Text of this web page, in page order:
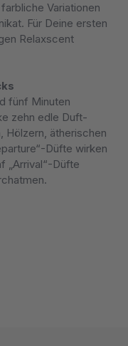
Variationen
Für Deine ersten
Relaxscent
fünf Minuten
zehn edle Duft-
Hölzern, ätherischen
Düfte wirken
„Arrival“-Düfte